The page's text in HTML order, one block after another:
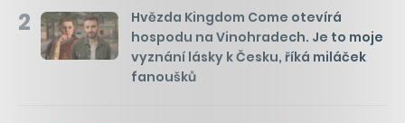
2
Hvězda Kingdom Come otevírá
hospodu na Vinohradech. Je to moje
vyznání lásky k Česku, říká miláček
fanoušků